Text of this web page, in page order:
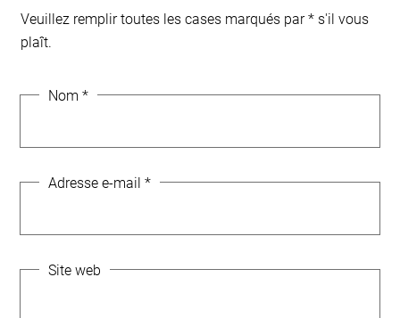
Veuillez remplir toutes les cases marqués par * s'il vous
plaît.
Nom *
Adresse e-mail *
Site web